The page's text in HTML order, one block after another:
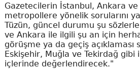
Gazetecilerin İstanbul, Ankara
metropollere yönelik sorularını
Tüzün, güncel durumu şu
ve Ankara ile ilgili şu an için
görüşme ya da geçiş açıklaması
Eskişehir, Muğla ve Tekirdağ gibi
içlerinde değerlendirecek."